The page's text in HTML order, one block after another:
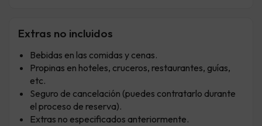
Extras no incluidos
Bebidas en las comidas y cenas.
Propinas en hoteles, cruceros, restaurantes, guías,
etc.
Seguro de cancelación (puedes contratarlo durante
el proceso de reserva).
Extras no especificados anteriormente.